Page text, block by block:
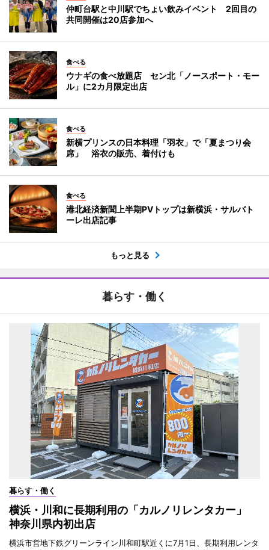
仲町台駅と中川駅でちょい飲みイベント 2回目の
共同開催は20店参加へ
食べる
ウナギの食べ放題店 セン北「ノースポート・モー
ル」に2カ月限定出店
食べる
新横プリンスの日本料理「羽衣」で「夏まつり会
席」 浴衣の販売、着付けも
食べる
港北経済新聞上半期PVトップは新横浜・サルバト
ーレ出店記事
もっと見る
暮らす・働く
暮らす・働く
横浜・川和に長期利用の「カルノリレンタカー」
神奈川県内初出店
横浜市営地下鉄グリーンライン川和町駅近くに7月1日、長期利用レンタ